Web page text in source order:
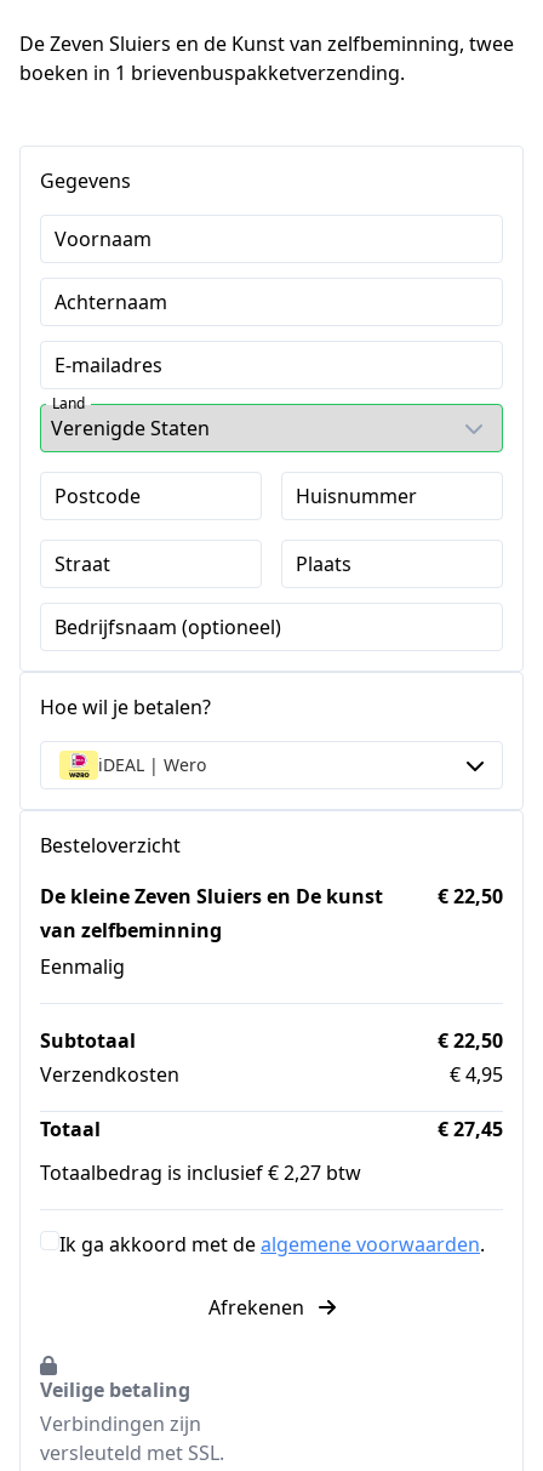
De Zeven Sluiers en de Kunst van zelfbeminning, twee
boeken in 1 brievenbuspakketverzending.
Gegevens
Voornaam
Achternaam
E-mailadres
Land
Postcode Huisnummer
Straat Plaats
Bedrijfsnaam (optioneel)
Hoe wil je betalen?
iDEAL | Wero
Besteloverzicht
De kleine Zeven Sluiers en De kunst
van zelfbeminning
Eenmalig
€ 22,50
Subtotaal
€ 22,50
Verzendkosten
€ 4,95
Totaal
€ 27,45
Totaalbedrag is inclusief € 2,27 btw
Ik ga akkoord met dealgemene voorwaarden.
Afrekenen
Veilige betaling
Verbindingen zijn
versleuteld met SSL.